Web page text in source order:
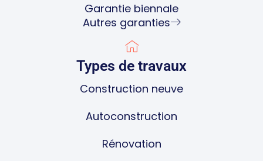
Garantie biennale
Autres garanties
Types de travaux
Construction neuve
Autoconstruction
Rénovation